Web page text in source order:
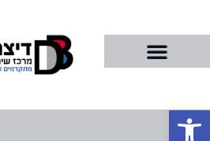
פתח סרגל נגישות